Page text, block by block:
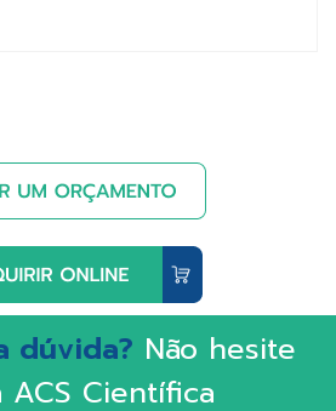
dúvida? Não hesite
Científica